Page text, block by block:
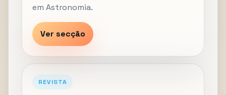
em Astronomia.
Ver secção
REVISTA